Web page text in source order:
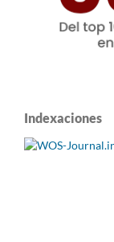
Indexaciones